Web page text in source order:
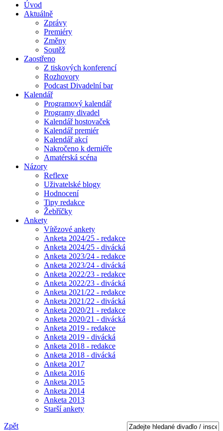
Úvod
Aktuálně
Zprávy
Premiéry
Změny
Soutěž
Zaostřeno
Z tiskových konferencí
Rozhovory
Podcast Divadelní bar
Kalendář
Programový kalendář
Programy divadel
Kalendář hostovaček
Kalendář premiér
Kalendář akcí
Nakročeno k derniéře
Amatérská scéna
Názory
Reflexe
Uživatelské blogy
Hodnocení
Tipy redakce
Žebříčky
Ankety
Vítězové ankety
Anketa 2024/25 - redakce
Anketa 2024/25 - divácká
Anketa 2023/24 - redakce
Anketa 2023/24 - divácká
Anketa 2022/23 - redakce
Anketa 2022/23 - divácká
Anketa 2021/22 - redakce
Anketa 2021/22 - divácká
Anketa 2020/21 - redakce
Anketa 2020/21 - divácká
Anketa 2019 - redakce
Anketa 2019 - divácká
Anketa 2018 - redakce
Anketa 2018 - divácká
Anketa 2017
Anketa 2016
Anketa 2015
Anketa 2014
Anketa 2013
Starší ankety
Zpět